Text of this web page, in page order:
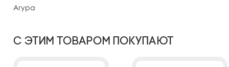
Агура
С этим товаром покупают